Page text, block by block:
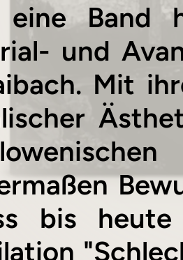
eine Band
und
Mit
bis